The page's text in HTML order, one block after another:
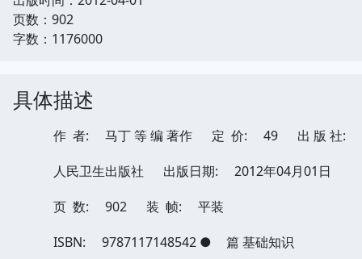
页数：902
字数：1176000
具体描述
作 者: 马丁 等 编 著作 定 价: 49
出 版 社:
人民卫生出版社
出版日期:
2012年04月01日
页 数:
902 装 帧:
平装
ISBN:
9787117148542 ●
篇 基础知识